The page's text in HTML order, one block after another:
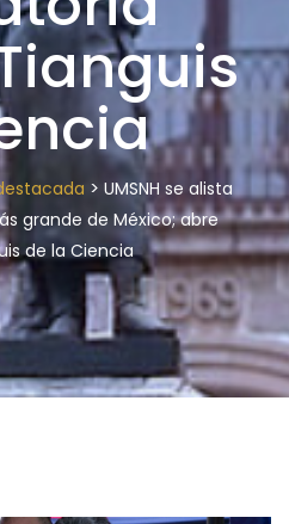
> UMSNH se alista
grande de México; abre
de la Ciencia